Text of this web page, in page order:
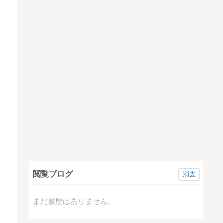
閲覧ブログ
まだ履歴はありません。
消去